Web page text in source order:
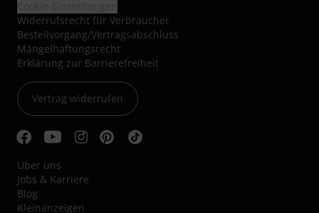
Widerrufsrecht für Verbraucher
Bestellvorgang/Vertragsabschluss
Mängelhaftungsrecht
Erklärung zur Barrierefreiheit
Vertrag widerrufen
Über uns
Jobs & Karriere
Blog
Kleinanzeigen